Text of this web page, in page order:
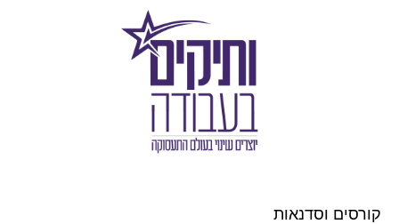
קורסים וסדנאות